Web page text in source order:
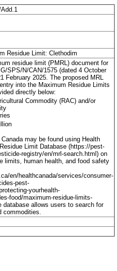
Residue Limit: Clethodim
residue limit (PMRL) document for
SPS/N/CAN/1575 (dated 4 October
February 2025. The proposed MRL
into the Maximum Residue Limits
directly below:
Commodity (RAC) and/or
may be found using Health
Limit Database (https://pest-
registry/en/mrl-search.html) on
limits, human health, and food safety
en/healthcanada/services/consumer-
pest-
yourhealth-
food/maximum-residue-limits-
database allows users to search for
commodities.